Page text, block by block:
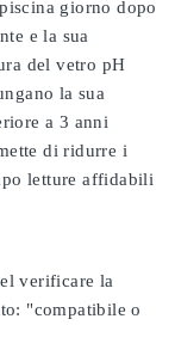
giorno dopo
e la sua
del vetro pH
la sua
a 3 anni
di ridurre i
letture affidabili
verificare la
"compatibile o